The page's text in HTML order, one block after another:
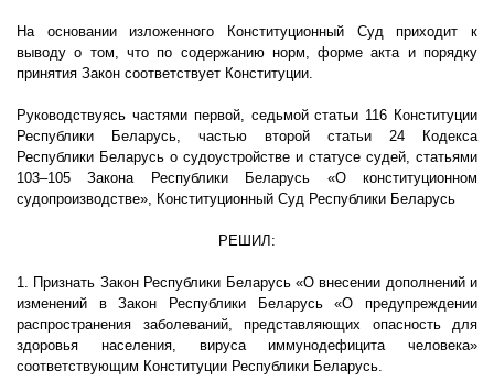
На основании изложенного Конституционный Суд приходит к
выводу о том, что по содержанию норм, форме акта и порядку
принятия Закон соответствует Конституции.
Руководствуясь частями первой, седьмой статьи 116 Конституции
Республики Беларусь, частью второй статьи 24 Кодекса
Республики Беларусь о судоустройстве и статусе судей, статьями
103–105 Закона Республики Беларусь «О конституционном
судопроизводстве», Конституционный Суд Республики Беларусь
РЕШИЛ:
1. Признать Закон Республики Беларусь «О внесении дополнений и
изменений в Закон Республики Беларусь «О предупреждении
распространения заболеваний, представляющих опасность для
здоровья населения, вируса иммунодефицита человека»
соответствующим Конституции Республики Беларусь.